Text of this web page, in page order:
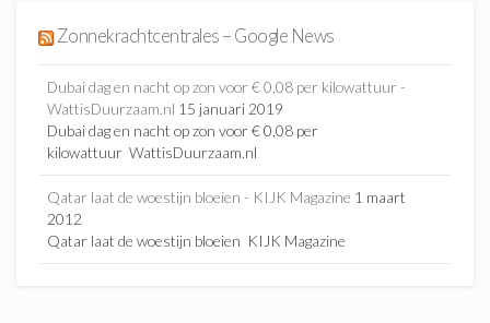
Zonnekrachtcentrales – Google News
Dubai dag en nacht op zon voor € 0,08 per kilowattuur -
WattisDuurzaam.nl 15 januari 2019
Dubai dag en nacht op zon voor € 0,08 per
kilowattuur WattisDuurzaam.nl
Qatar laat de woestijn bloeien - KIJK Magazine 1 maart
2012
Qatar laat de woestijn bloeien KIJK Magazine